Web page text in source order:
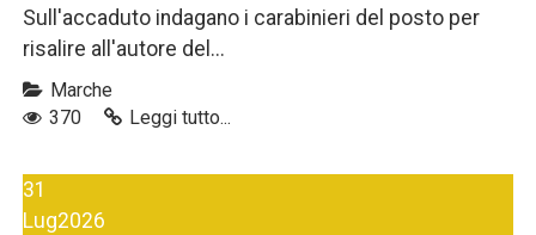
Sull'accaduto indagano i carabinieri del posto per
risalire all'autore del...
Marche
370
Leggi tutto...
31
Lug2026